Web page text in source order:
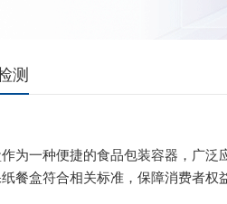
测
一种便捷的食品包装容器，广泛
餐盒符合相关标准，保障消费者